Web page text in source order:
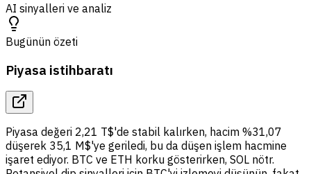
AI sinyalleri ve analiz
Bugünün özeti
Piyasa istihbaratı
Piyasa değeri 2,21 T$'de stabil kalırken, hacim %31,07
düşerek 35,1 M$'ye geriledi, bu da düşen işlem hacmine
işaret ediyor. BTC ve ETH korku gösterirken, SOL nötr.